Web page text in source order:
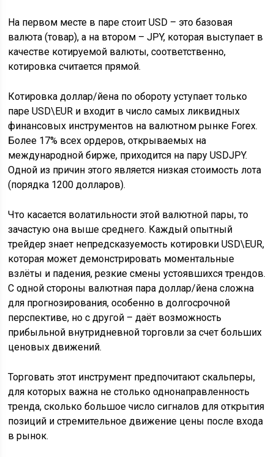
На первом месте в паре стоит USD – это базовая
валюта (товар), а на втором – JPY, которая выступает в
качестве котируемой валюты, соответственно,
котировка считается прямой.
Котировка доллар/йена по обороту уступает только
паре USD\EUR и входит в число самых ликвидных
финансовых инструментов на валютном рынке Forex.
Более 17% всех ордеров, открываемых на
международной бирже, приходится на пару USDJPY.
Одной из причин этого является низкая стоимость лота
(порядка 1200 долларов).
Что касается волатильности этой валютной пары, то
зачастую она выше среднего. Каждый опытный
трейдер знает непредсказуемость котировки USD\EUR,
которая может демонстрировать моментальные
взлёты и падения, резкие смены устоявшихся трендов.
С одной стороны валютная пара доллар/йена сложна
для прогнозирования, особенно в долгосрочной
перспективе, но с другой – даёт возможность
прибыльной внутридневной торговли за счет больших
ценовых движений.
Торговать этот инструмент предпочитают скальперы,
для которых важна не столько однонаправленность
тренда, сколько большое число сигналов для открытия
позиций и стремительное движение цены после входа
в рынок.